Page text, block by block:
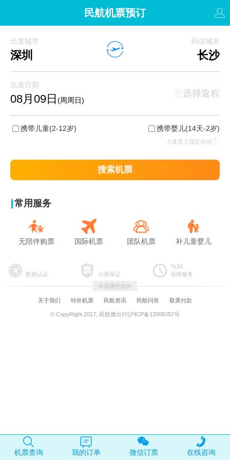
民航机票预订
出发城市
深圳
到达城市
长沙
出发日期
08月09日 (周周日)
选择返程
携带儿童(2-12岁) 携带婴儿(14天-2岁)
儿童婴儿预定说明
搜索机票
常用服务
无陪伴购票 国际机票 团队机票 补儿童婴儿
航协认证 出票保证
7x24
保障服务
有保障的低价
关于我们 特价机票 民航资讯 民航问答 取票付款
© CopyRight 2017, 民航微出行|沪ICP备12008257号
机票查询 我的订单 微信订票 在线咨询